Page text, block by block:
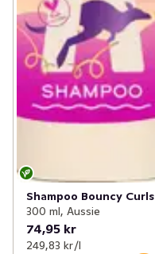
Shampoo Bouncy Curls
300 ml, Aussie
74,95 kr
249,83 kr /l